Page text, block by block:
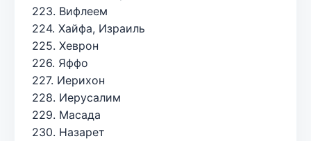
223. Вифлеем
224. Хайфа, Израиль
225. Хеврон
226. Яффо
227. Иерихон
228. Иерусалим
229. Масада
230. Назарет